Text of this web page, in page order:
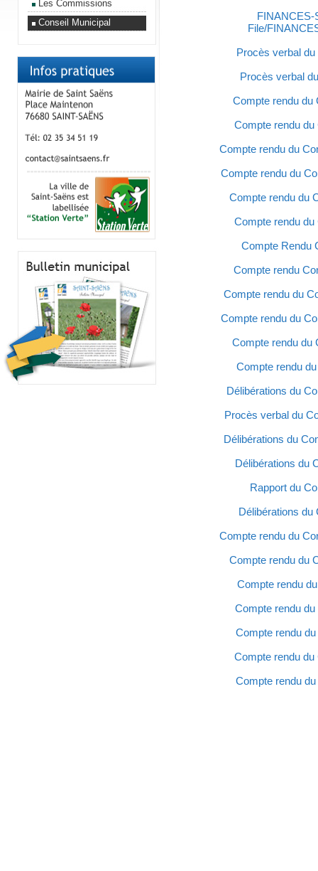
Les Commissions
Conseil Municipal
FINANCES-
File/
Procès verbal
Procès verbal
Compte rendu du
Compte rendu du
Compte rendu du
Compte rendu du
Compte rendu du
Compte rendu
Compte Rendu
Compte rendu
Compte rendu du
Compte rendu du
Compte rendu du
Compte rendu
Délibérations du
Procès verbal du
Délibérations du
Délibérations du
Rapport du
Délibérations du
Compte rendu du
Compte rendu du
Compte rendu
Compte rendu
Compte rendu
Compte rendu
Compte rendu